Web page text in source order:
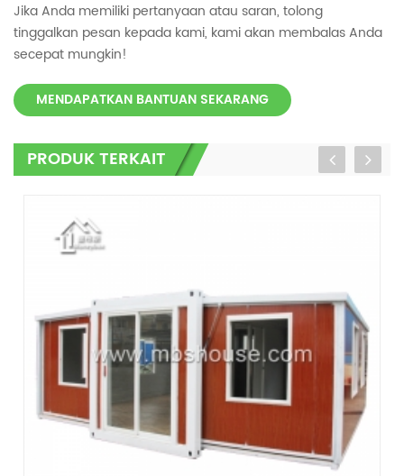
Jika Anda memiliki pertanyaan atau saran, tolong
tinggalkan pesan kepada kami, kami akan membalas Anda
secepat mungkin!
MENDAPATKAN BANTUAN SEKARANG
PRODUK TERKAIT